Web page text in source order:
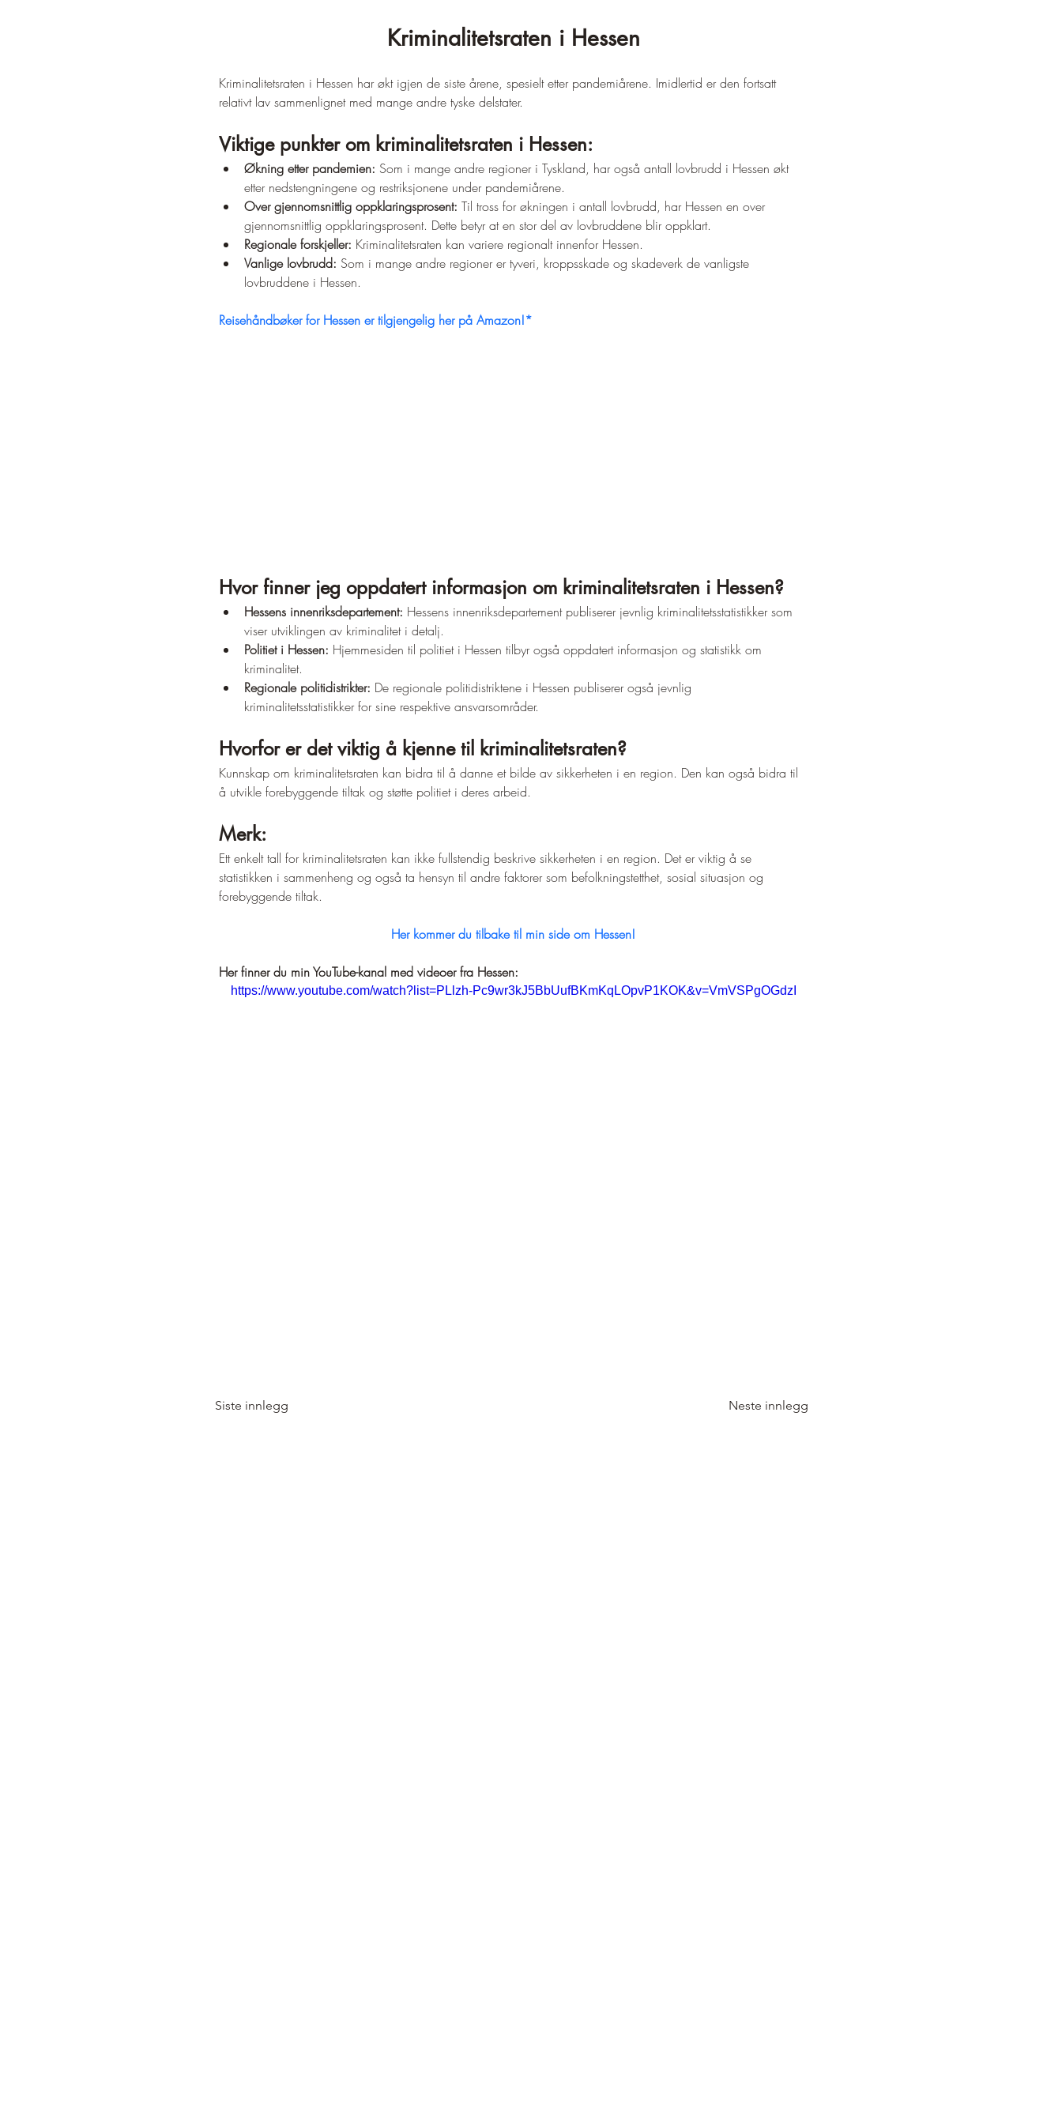
–¡
Kriminalitetsraten i Hessen
Kriminalitetsraten i Hessen har økt igjen de siste årene, spesielt etter pandemiårene. Imidlertid er den fortsatt
relativt lav sammenlignet med mange andre tyske delstater.
Viktige punkter om kriminalitetsraten i Hessen:
Økning etter pandemien: Som i mange andre regioner i Tyskland, har også antall lovbrudd i Hessen økt
etter nedstengningene og restriksjonene under pandemiårene.
Over gjennomsnittlig oppklaringsprosent: Til tross for økningen i antall lovbrudd, har Hessen en over
gjennomsnittlig oppklaringsprosent. Dette betyr at en stor del av lovbruddene blir oppklart.
Regionale forskjeller: Kriminalitetsraten kan variere regionalt innenfor Hessen.
Vanlige lovbrudd: Som i mange andre regioner er tyveri, kroppsskade og skadeverk de vanligste
lovbruddene i Hessen.
Reisehåndbøker for Hessen er tilgjengelig her på Amazon!*
Hvor finner jeg oppdatert informasjon om kriminalitetsraten i Hessen?
Hessens innenriksdepartement: Hessens innenriksdepartement publiserer jevnlig kriminalitetsstatistikker som
viser utviklingen av kriminalitet i detalj.
Politiet i Hessen: Hjemmesiden til politiet i Hessen tilbyr også oppdatert informasjon og statistikk om
kriminalitet.
Regionale politidistrikter: De regionale politidistriktene i Hessen publiserer også jevnlig
kriminalitetsstatistikker for sine respektive ansvarsområder.
Hvorfor er det viktig å kjenne til kriminalitetsraten?
Kunnskap om kriminalitetsraten kan bidra til å danne et bilde av sikkerheten i en region. Den kan også bidra til
å utvikle forebyggende tiltak og støtte politiet i deres arbeid.
Merk:
Ett enkelt tall for kriminalitetsraten kan ikke fullstendig beskrive sikkerheten i en region. Det er viktig å se
statistikken i sammenheng og også ta hensyn til andre faktorer som befolkningstetthet, sosial situasjon og
forebyggende tiltak.
Her kommer du tilbake til min side om Hessen!
Her finner du min YouTube-kanal med videoer fra Hessen:
https://www.youtube.com/watch?list=PLlzh-Pc9wr3kJ5BbUufBKmKqLOpvP1KOK&v=VmVSPgOGdzI
Siste innlegg Neste innlegg